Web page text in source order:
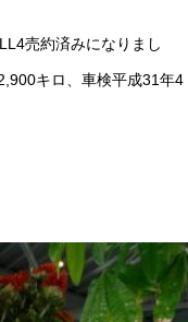
売約済みになりまし
キロ、車検平成31年4